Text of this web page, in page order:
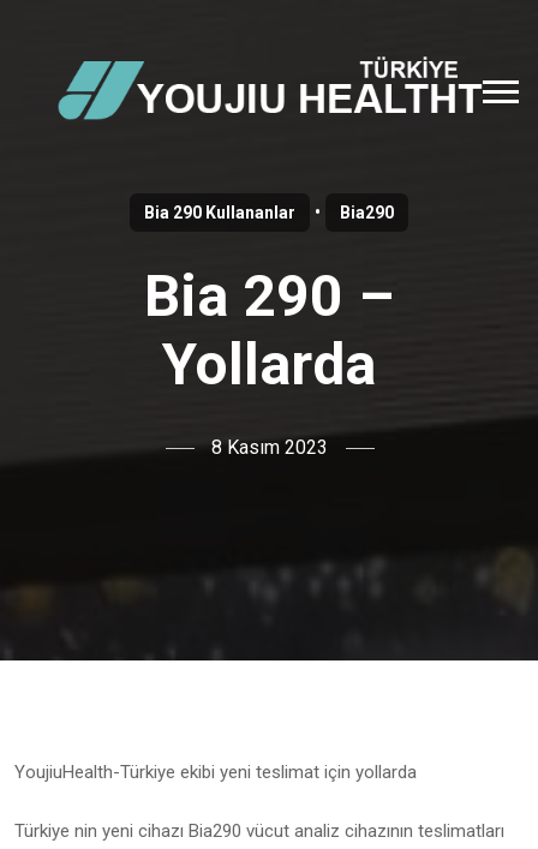
Bia 290 Kullananlar • Bia290
Bia 290 –
Yollarda
8 Kasım 2023
YoujiuHealth-Türkiye ekibi yeni teslimat için yollarda
Türkiye nin yeni cihazı Bia290 vücut analiz cihazının teslimatları